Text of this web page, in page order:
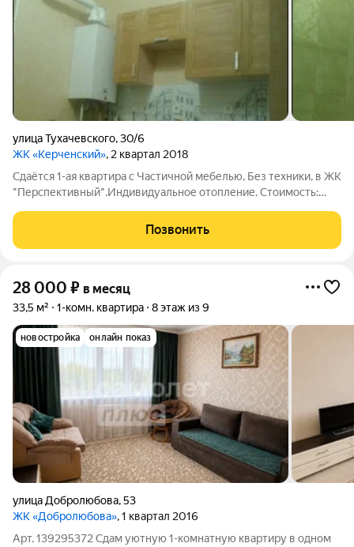
улица Тухачевского,30/6
ЖК «Керченский», 2 квартал 2018
Сдаётся 1-ая квартира с Частичной мебелью, Без техники, в ЖК
"Перспективный".Индивидуальное отопление. Стоимость:
договора аренды с собственником. Подробности по телефону.
Позвонить
28 000 ₽ в месяц
33,5 м² 1-комн. квартира 8 этаж из 9
новостройка онлайн показ
улица Добролюбова,53
ЖК «Добролюбова», 1 квартал 2016
Арт. 139295372 Сдам уютную 1-комнатную квартиру в одном